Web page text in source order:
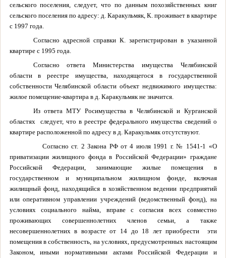
сельского поселения, следует, что по данным похозяйственных книг
сельского поселения по адресу: д. Каракульмяк, К. проживает в квартире
с 1997 года.
Согласно адресной справки К. зарегистрирован в указанной
квартире с 1995 года.
Согласно ответа Министерства имущества Челябинской
области в реестре имущества, находящегося в государственной
собственности Челябинской области объект недвижимого имущества:
жилое помещение-квартира в д. Каракульмяк не значится.
Из ответа МТУ Росимущества в Челябинской и Курганской
областях следует, что в реестре федерального имущества сведений о
квартире расположенной по адресу в д. Каракульмяк отсутствуют.
Согласно ст. 2 Закона РФ от 4 июля 1991 г. № 1541-1 «О
приватизации жилищного фонда в Российской Федерации» граждане
Российской Федерации, занимающие жилые помещения в
государственном и муниципальном жилищном фонде, включая
жилищный фонд, находящийся в хозяйственном ведении предприятий
или оперативном управлении учреждений (ведомственный фонд), на
условиях социального найма, вправе с согласия всех совместно
проживающих совершеннолетних членов семьи, а также
несовершеннолетних в возрасте от 14 до 18 лет приобрести эти
помещения в собственность, на условиях, предусмотренных настоящим
Законом, иными нормативными актами Российской Федерации и